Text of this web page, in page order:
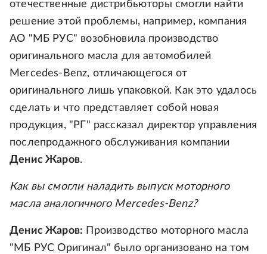
отечественные дистрибьюторы смогли найти
решение этой проблемы, например, компания
АО "МБ РУС" возобновила производство
оригинального масла для автомобилей
Mercedes-Benz, отличающегося от
оригинального лишь упаковкой. Как это удалось
сделать и что представляет собой новая
продукция, "РГ" рассказал директор управления
послепродажного обслуживания компании
Денис Жаров.
Как вы смогли наладить выпуск моторного
масла аналогичного Mercedes-Benz?
Денис Жаров: Производство моторного масла
"МБ РУС Оригинал" было организовано на том